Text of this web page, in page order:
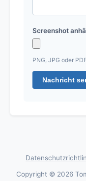
Screenshot
PNG, JPG oder
Nachricht
Copyright © 2026